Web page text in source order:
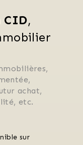
CID,
achat,
etc.
sur